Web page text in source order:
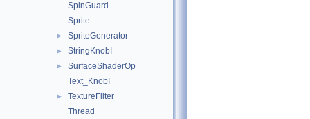
SpinGuard
Sprite
► SpriteGenerator
► StringKnobI
►
SurfaceShaderOp
Text_KnobI
►
TextureFilter
Thread